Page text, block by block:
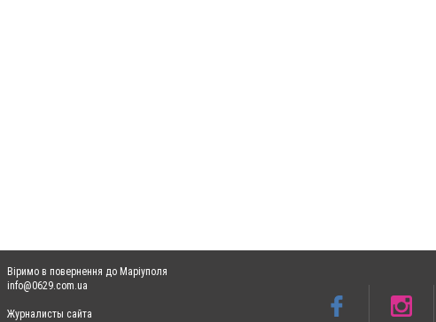
Віримо в повернення до Маріуполя
info@0629.com.ua
Журналисты сайта